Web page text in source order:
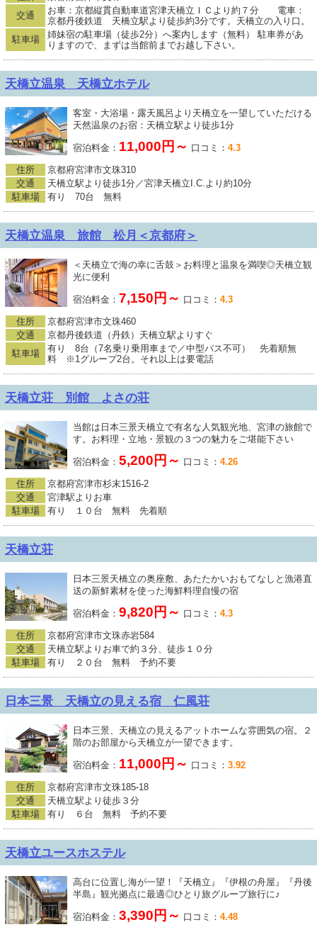
交通
お車：京都縦貫自動車道宮津天橋立ＩＣより約７分 電車：
京都丹後鉄道 天橋立駅より徒歩約3分です。天橋立の入り口。
駐車場
姉妹宿の駐車場（徒歩2分）へ案内します（無料） 駐車券があ
りますので、まずは当館前までお越し下さい。
天橋立温泉 天橋立ホテル
客室・大浴場・露天風呂より天橋立を一望していただける
天然温泉のお宿：天橋立駅より徒歩1分
宿泊料金： 11,000円～ 口コミ： 4.3
住所
京都府宮津市文珠310
交通
天橋立駅より徒歩1分／宮津天橋立I.C.より約10分
駐車場
有り 70台 無料
天橋立温泉 旅館 松月＜京都府＞
＜天橋立で海の幸に舌鼓＞お料理と温泉を満喫◎天橋立観
光に便利
宿泊料金： 7,150円～ 口コミ： 4.3
住所
京都府宮津市文珠460
交通
京都丹後鉄道（丹鉄）天橋立駅よりすぐ
駐車場
有り 8台（7名乗り乗用車まで／中型バス不可） 先着順無
料 ※1グループ2台。それ以上は要電話
天橋立荘 別館 よさの荘
当館は日本三景天橋立で有名な人気観光地、宮津の旅館で
す。お料理・立地・景観の３つの魅力をご堪能下さい
宿泊料金： 5,200円～ 口コミ： 4.26
住所
京都府宮津市杉末1516-2
交通
宮津駅よりお車
駐車場
有り １０台 無料 先着順
天橋立荘
日本三景天橋立の奥座敷、あたたかいおもてなしと漁港直
送の新鮮素材を使った海鮮料理自慢の宿
宿泊料金： 9,820円～ 口コミ： 4.3
住所
京都府宮津市文珠赤岩584
交通
天橋立駅よりお車で約３分、徒歩１０分
駐車場
有り ２０台 無料 予約不要
日本三景 天橋立の見える宿 仁風荘
日本三景、天橋立の見えるアットホームな雰囲気の宿。２
階のお部屋から天橋立が一望できます。
宿泊料金： 11,000円～ 口コミ： 3.92
住所
京都府宮津市文珠185-18
交通
天橋立駅より徒歩３分
駐車場
有り ６台 無料 予約不要
天橋立ユースホステル
高台に位置し海が一望！『天橋立』『伊根の舟屋』『丹後
半島』観光拠点に最適◎ひとり旅グループ旅行に♪
宿泊料金： 3,390円～ 口コミ： 4.48